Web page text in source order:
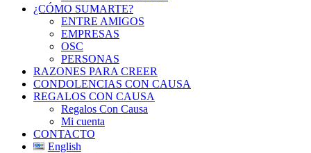
¿CÓMO SUMARTE?
ENTRE AMIGOS
EMPRESAS
OSC
PERSONAS
RAZONES PARA CREER
CONDOLENCIAS CON CAUSA
REGALOS CON CAUSA
Regalos Con Causa
Mi cuenta
CONTACTO
English